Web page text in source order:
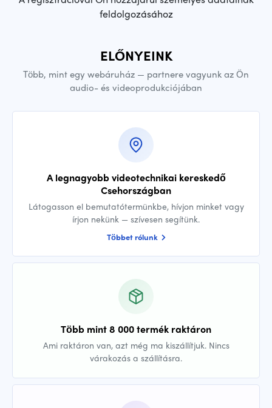
feldolgozásához
ELŐNYEINK
Több, mint egy webáruház — partnere vagyunk az Ön
audio- és videoprodukciójában
A legnagyobb videotechnikai kereskedő
Csehországban
Látogasson el bemutatótermünkbe, hívjon minket vagy
írjon nekünk — szívesen segítünk.
Többet rólunk
Több mint 8 000 termék raktáron
Ami raktáron van, azt még ma kiszállítjuk. Nincs
várakozás a szállításra.